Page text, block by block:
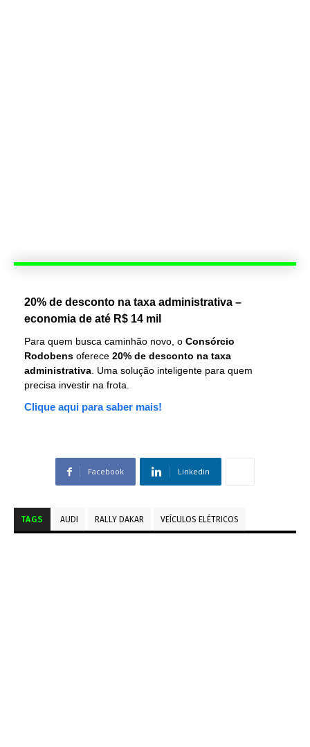
20% de desconto na taxa administrativa –
economia de até R$ 14 mil
Para quem busca caminhão novo, o Consórcio
Rodobens oferece 20% de desconto na taxa
administrativa . Uma solução inteligente para quem
precisa investir na frota.
Clique aqui para saber mais!
Facebook Linkedin
TAGS AUDI RALLY DAKAR VEÍCULOS ELÉTRICOS